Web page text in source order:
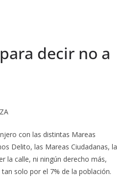
decir no a
con las distintas Mareas
Delito, las Mareas Ciudadanas, la
la calle, ni ningún derecho más,
solo por el 7% de la población.